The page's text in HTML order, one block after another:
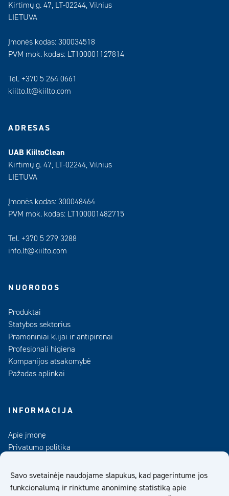
Savo svetainėje naudojame slapukus, kad pagerintume jos
funkcionalumą ir rinktume anoniminę statistiką apie
Kirtimų g. 47, LT-02244, Vilnius
LIETUVA
Įmonės kodas: 300034518
PVM mok. kodas: LT100001127814
Tel. +370 5 264 0661
kiilto.lt@kiilto.com
ADRESAS
UAB KiiltoClean
Kirtimų g. 47, LT-02244, Vilnius
LIETUVA
Įmonės kodas: 300048464
PVM mok. kodas: LT100001482715
Tel. +370 5 279 3288
info.lt@kiilto.com
NUORODOS
Produktai
Statybos sektorius
Pramoniniai klijai ir antipirenai
Profesionali higiena
Kompanijos atsakomybė
Pažadas aplinkai
INFORMACIJA
Apie įmonę
Privatumo politika
Duomenų bankas